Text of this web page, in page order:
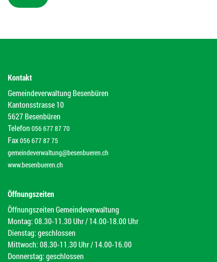
Kontakt
Gemeindeverwaltung Besenbüren
Kantonsstrasse 10
5627 Besenbüren
Telefon 056 677 87 70
Fax056 677 87 75
gemeindeverwaltung@besenbueren.ch
www.besenbueren.ch
Öffnungszeiten
Öffnungszeiten Gemeindeverwaltung
Montag: 08.30-11.30 Uhr / 14.00-18.00 Uhr
Dienstag: geschlossen
Mittwoch: 08.30-11.30 Uhr / 14.00-16.00
Donnerstag: geschlossen